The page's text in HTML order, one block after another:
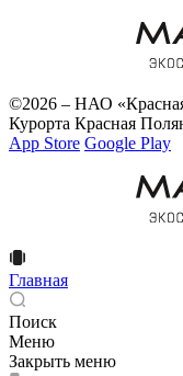
©2026 – НАО
Курорта Красная
App Store Google Play
Главная
Поиск
Меню
Закрыть меню